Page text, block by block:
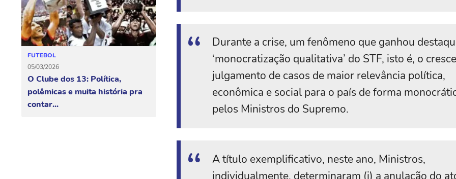
FUTEBOL
05/03/2026
O Clube dos 13: Política,
polêmicas e muita história pra
contar...
Durante a crise, um fenômeno que ganhou
‘monocratização qualitativa’ do STF, isto é, o
julgamento de casos de maior relevância política,
econômica e social para o país de forma
pelos Ministros do Supremo.
A título exemplificativo, neste ano, Ministros,
individualmente, determinaram (i) a anulação do